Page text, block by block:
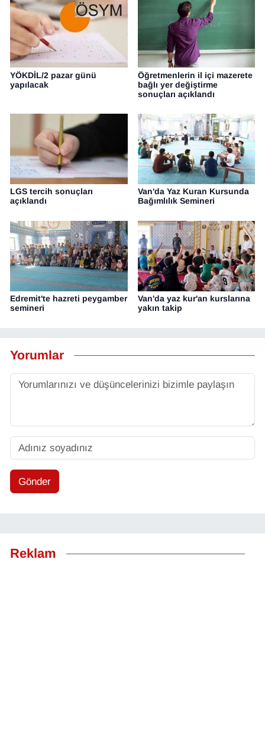
YÖKDİL/2 pazar günü
yapılacak
Öğretmenlerin il içi mazerete
bağlı yer değiştirme
sonuçları açıklandı
LGS tercih sonuçları
açıklandı
Van'da Yaz Kuran Kursunda
Bağımlılık Semineri
Edremit'te hazreti peygamber
semineri
Van'da yaz kur'an kurslarına
yakın takip
Yorumlar
Gönder
Reklam